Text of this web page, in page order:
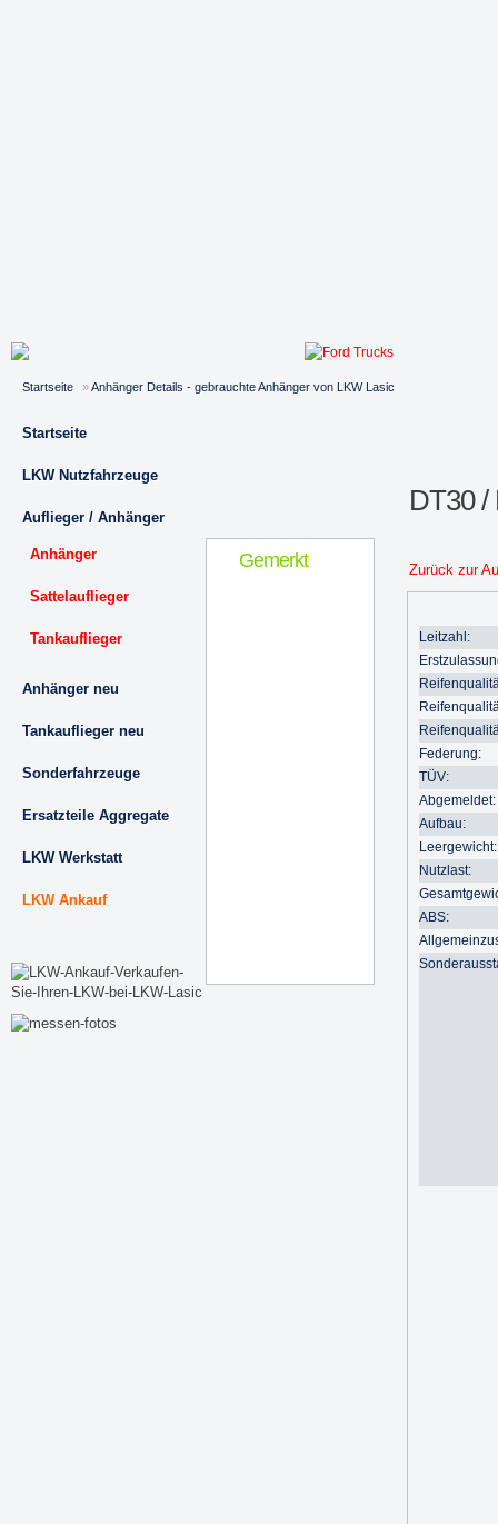
Startseite »Anhänger Details - gebrauchte Anhänger von LKW Lasic
Startseite
LKW Nutzfahrzeuge
Auflieger / Anhänger
Anhänger
Sattelauflieger
Tankauflieger
Anhänger neu
Tankauflieger neu
Sonderfahrzeuge
Ersatzteile Aggregate
LKW Werkstatt
LKW Ankauf
DT30 /
Gemerkt Zurück zur
Leitzahl:
Federung:
TÜV:
Abgemeldet:
Aufbau:
Leergewicht:
Nutzlast:
ABS: